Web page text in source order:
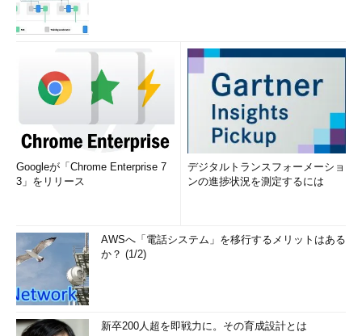
Googleが「Chrome Enterprise 7
3」をリリース
デジタルトランスフォーメーショ
ンの進捗状況を測定するには
AWSへ「電話システム」を移行するメリットはある
か？ (1/2)
新卒200人超を即戦力に。その育成設計とは